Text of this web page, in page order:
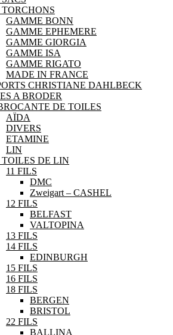
TORCHONS
GAMME BONN
GAMME EPHEMERE
GAMME GIORGIA
GAMME ISA
GAMME RIGATO
MADE IN FRANCE
CHRISTIANE DAHLBECK
A BRODER
DE TOILES
AÏDA
DIVERS
ETAMINE
LIN
TOILES DE LIN
11 FILS
DMC
Zweigart – CASHEL
12 FILS
BELFAST
VALTOPINA
13 FILS
14 FILS
EDINBURGH
15 FILS
16 FILS
18 FILS
BERGEN
BRISTOL
22 FILS
BALLINA